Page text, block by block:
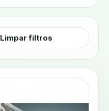
Limpar filtros